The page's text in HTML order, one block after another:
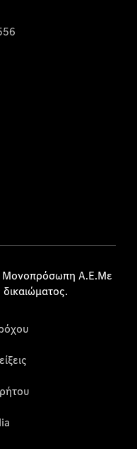
Μονοπρόσωπη Α.Ε.Με